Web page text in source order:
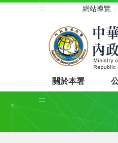
::: 網站導覽
關於本署
:::